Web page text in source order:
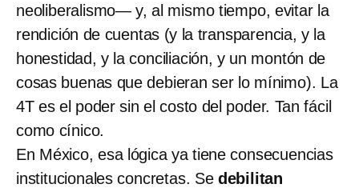
neoliberalismo— y, al mismo tiempo, evitar la
rendición de cuentas (y la transparencia, y la
honestidad, y la conciliación, y un montón de
cosas buenas que debieran ser lo mínimo). La
4T es el poder sin el costo del poder. Tan fácil
como cínico.
En México, esa lógica ya tiene consecuencias
institucionales concretas. Se debilitan